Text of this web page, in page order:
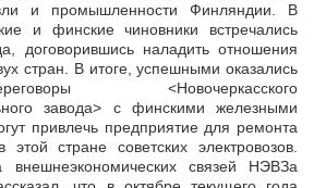
и промышленности Финляндии. В
и финские чиновники встречались
договорившись наладитьотношения
стран. В итоге, успешными оказались
<Новочеркасского
завода> с финскими железными
привлечь предприятие для ремонта
этой стране советских электровозов.
внешнеэкономических связей НЭВЗа